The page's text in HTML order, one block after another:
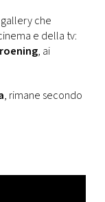
che
e della tv:
, ai
, rimane secondo